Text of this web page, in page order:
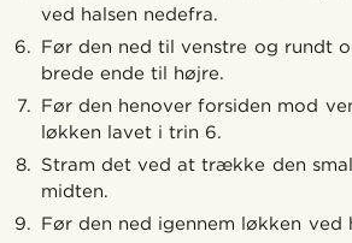
ved halsen nedefra.
Før den ned til venstre og rundt
brede ende til højre.
Før den henover forsiden mod
løkken lavet i trin 6.
Stram det ved at trække den
midten.
Før den ned igennem løkken ved